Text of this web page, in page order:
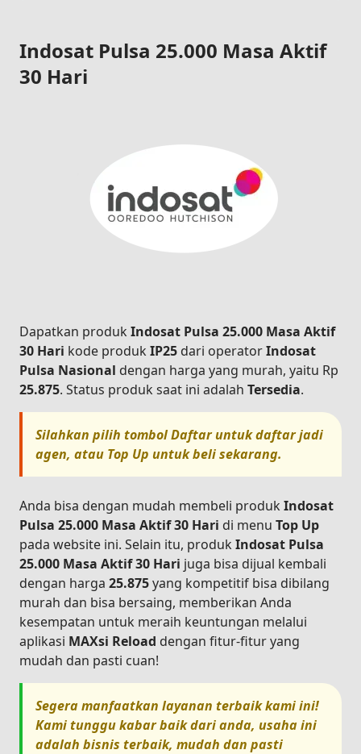
Indosat Pulsa 25.000 Masa Aktif
30 Hari
Dapatkan produk Indosat Pulsa 25.000 Masa Aktif
30 Hari kode produk IP25 dari operatorIndosat
Pulsa Nasional dengan harga yang murah, yaitu Rp
25.875. Status produk saat ini adalah Tersedia.
Silahkan pilih tombolDaftaruntuk daftar jadi
agen, atau Top Up untuk beli sekarang.
Anda bisa dengan mudah membeli produk Indosat
Pulsa 25.000 Masa Aktif 30 Hari di menu Top Up
pada website ini. Selain itu, produk Indosat Pulsa
25.000 Masa Aktif 30 Hari juga bisa dijual kembali
dengan harga 25.875yang kompetitif bisa dibilang
murah dan bisa bersaing, memberikan Anda
kesempatan untuk meraih keuntungan melalui
aplikasi MAXsi Reload dengan fitur-fitur yang
mudah dan pasti cuan!
Segera manfaatkan layanan terbaik kami ini!
Kami tunggu kabar baik dari anda, usaha ini
adalah bisnis terbaik, mudah dan pasti